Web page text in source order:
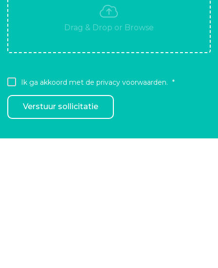
Ik ga akkoord met de privacy voorwaarden.
Verstuur sollicitatie